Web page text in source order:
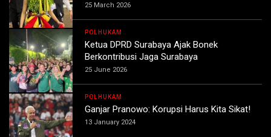
25 March 2026
POLHUKAM
Ketua DPRD Surabaya Ajak Bonek
Berkontribusi Jaga Surabaya
25 June 2026
POLHUKAM
Ganjar Pranowo: Korupsi Harus Kita Sikat!
13 January 2024